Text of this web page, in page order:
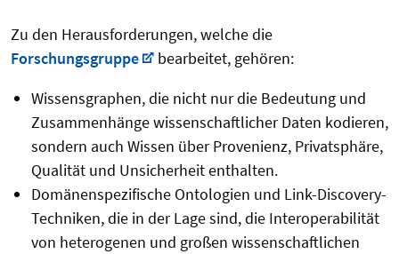
Zu den Herausforderungen, welche die
Forschungsgruppe
bearbeitet, gehören:
Wissensgraphen, die nicht nur die Bedeutung und
Zusammenhänge wissenschaftlicher Daten kodieren,
sondern auch Wissen über Provenienz, Privatsphäre,
Qualität und Unsicherheit enthalten.
Domänenspezifische Ontologien und Link-Discovery-
Techniken, die in der Lage sind, die Interoperabilität
von heterogenen und großen wissenschaftlichen